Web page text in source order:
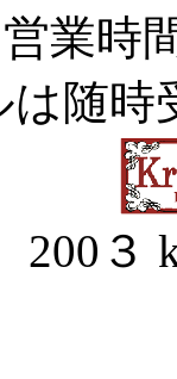
営業時
は随
３